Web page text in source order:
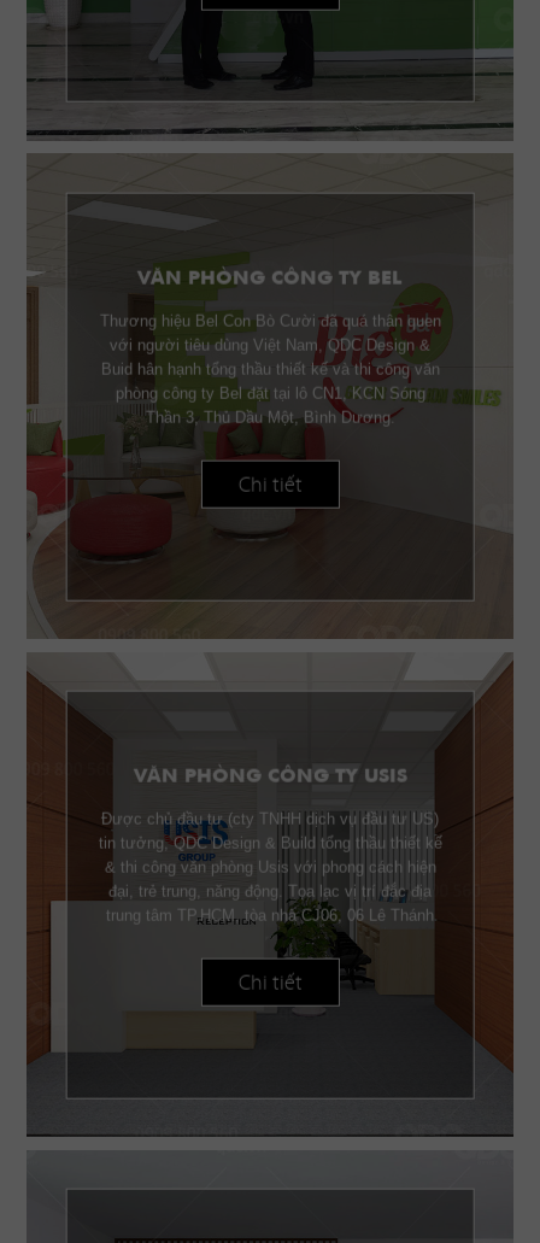
VĂN PHÒNG CÔNG TY BEL
Thương hiệu Bel Con Bò Cười đã quá thân quen
với người tiêu dùng Việt Nam, QDC Design &
Buid hân hạnh tổng thầu thiết kế và thi công văn
phòng công ty Bel đặt tại lô CN1, KCN Sóng
Thần 3, Thủ Dầu Một, Bình Dương.
Chi tiết
VĂN PHÒNG CÔNG TY USIS
Được chủ đầu tư (cty TNHH dịch vụ đầu tư US)
tin tưởng, QDC Design & Build tổng thầu thiết kế
& thi công văn phòng Usis với phong cách hiện
đại, trẻ trung, năng động. Tọa lạc vị trí đắc địa
trung tâm TP.HCM, tòa nhà CJ06, 06 Lê Thánh
Tôn Q.1, Usis được trang bị nội thất gỗ cao cấp
phù hợp với từng công năng sử dụng.
Chi tiết